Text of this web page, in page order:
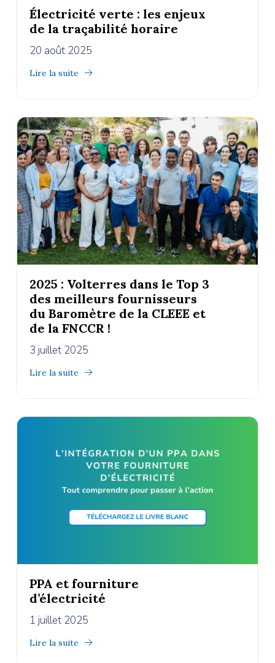
Électricité verte : les enjeux
de la traçabilité horaire
20 août 2025
Lire la suite
2025 : Volterres dans le Top 3
des meilleurs fournisseurs
du Baromètre de la CLEEE et
de la FNCCR !
3 juillet 2025
Lire la suite
PPA et fourniture
d’électricité
1 juillet 2025
Lire la suite